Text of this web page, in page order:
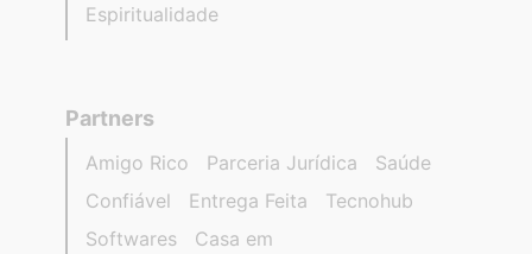
Espiritualidade
Partners
Amigo Rico Parceria Jurídica
Saúde
Confiável
Entrega Feita
Tecnohub
Softwares
Casa em